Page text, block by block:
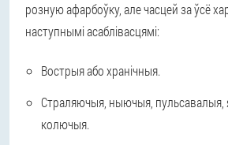
розную афарбоўку, але часцей за ўсё
наступнымі асаблівасцямі:
Вострыя або хранічныя.
Страляючыя, ныючыя, пульсавалыя,
колючыя.